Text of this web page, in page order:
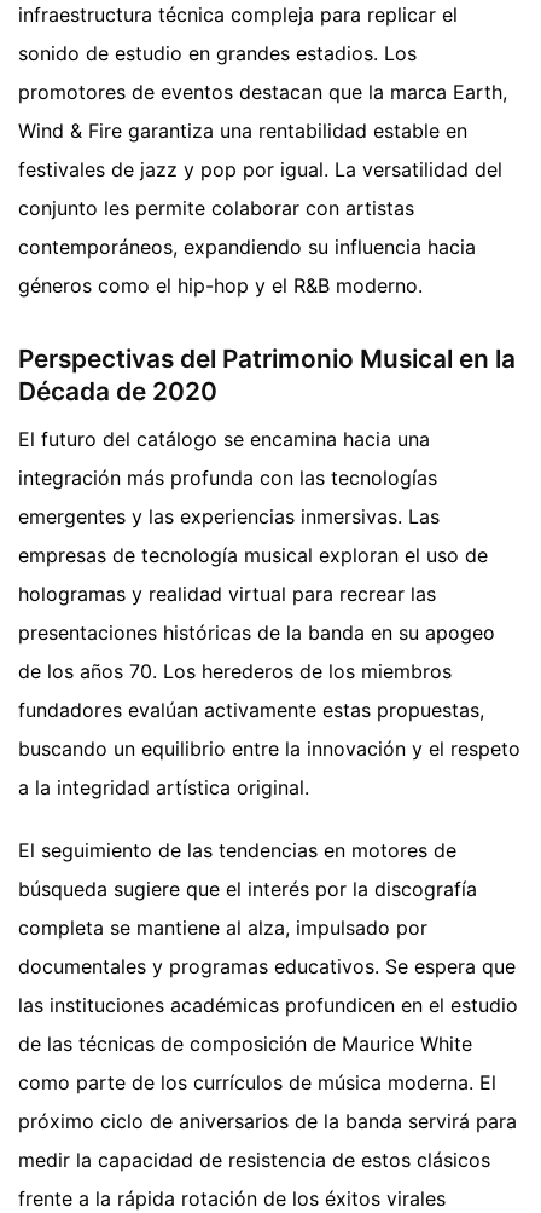
infraestructura técnica compleja para replicar el
sonido de estudio en grandes estadios. Los
promotores de eventos destacan que la marca Earth,
Wind & Fire garantiza una rentabilidad estable en
festivales de jazz y pop por igual. La versatilidad del
conjunto les permite colaborar con artistas
contemporáneos, expandiendo su influencia hacia
géneros como el hip-hop y el R&B moderno.
Perspectivas del Patrimonio Musical en la
Década de 2020
El futuro del catálogo se encamina hacia una
integración más profunda con las tecnologías
emergentes y las experiencias inmersivas. Las
empresas de tecnología musical exploran el uso de
hologramas y realidad virtual para recrear las
presentaciones históricas de la banda en su apogeo
de los años 70. Los herederos de los miembros
fundadores evalúan activamente estas propuestas,
buscando un equilibrio entre la innovación y el respeto
a la integridad artística original.
El seguimiento de las tendencias en motores de
búsqueda sugiere que el interés por la discografía
completa se mantiene al alza, impulsado por
documentales y programas educativos. Se espera que
las instituciones académicas profundicen en el estudio
de las técnicas de composición de Maurice White
como parte de los currículos de música moderna. El
próximo ciclo de aniversarios de la banda servirá para
medir la capacidad de resistencia de estos clásicos
frente a la rápida rotación de los éxitos virales